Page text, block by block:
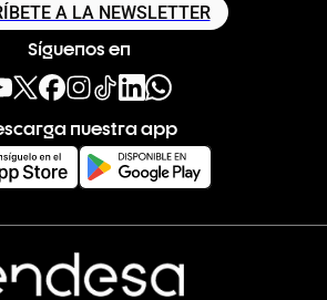
A LA NEWSLETTER
Síguenos en
nuestra app